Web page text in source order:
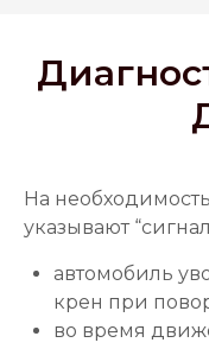
На
указывают
автомобиль
крен при
во время